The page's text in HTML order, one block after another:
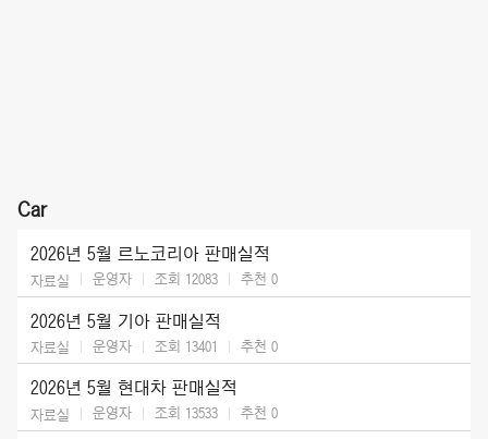
Car
2026년 5월 르노코리아 판매실적
자료실 운영자 조회 12083 추천 0
2026년 5월 기아 판매실적
자료실 운영자 조회 13401 추천 0
2026년 5월 현대차 판매실적
자료실 운영자 조회 13533 추천 0